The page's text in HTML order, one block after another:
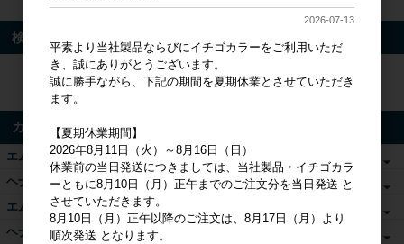
検索
検索
カテゴリ
エムズヘナ&ハーブ
ヘナ関連商品
エムズカラー
ヘナ書籍・DVD
2026-07-13
平素より当社製品ならびにイチゴカラーをご利用いただ
き、誠にありがとうございます。
誠に勝手ながら、下記の期間を夏期休業とさせていただき
ます。
【夏期休業期間】
2026年8月11日（火）～8月16日（日）
休業前の当日発送につきましては、当社製品・イチゴカラ
ーともに8月10日（月）正午までのご注文分を当日発送 と
させていただきます。
8月10日（月）正午以降のご注文は、8月17日（月）より
順次発送 となります。